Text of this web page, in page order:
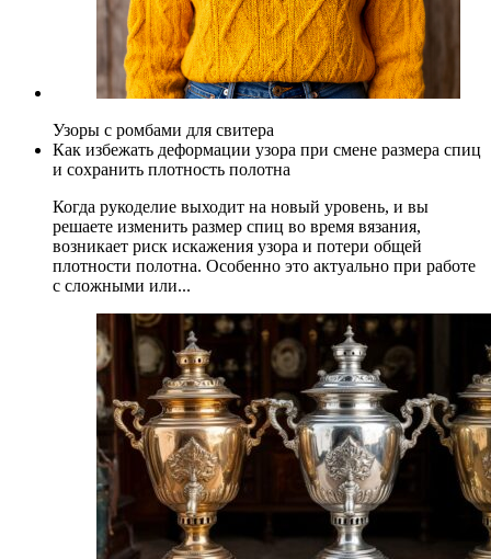
Узоры с ромбами для свитера
Как избежать деформации узора при смене размера спиц
и сохранить плотность полотна
Когда рукоделие выходит на новый уровень, и вы
решаете изменить размер спиц во время вязания,
возникает риск искажения узора и потери общей
плотности полотна. Особенно это актуально при работе
с сложными или...